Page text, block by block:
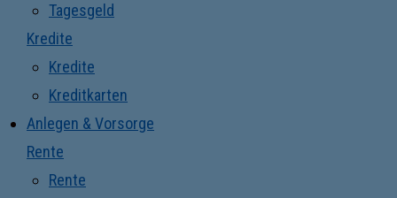
Tagesgeld
Kredite
Kredite
Kreditkarten
Anlegen & Vorsorge
Rente
Rente